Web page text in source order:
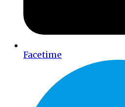
Facetime